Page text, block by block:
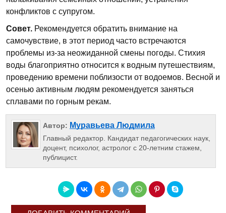
конфликтов с супругом.
Совет. Рекомендуется обратить внимание на
самочувствие, в этот период часто встречаются
проблемы из-за неожиданной смены погоды. Стихия
воды благоприятно относится к водным путешествиям,
проведению времени поблизости от водоемов. Весной и
осенью активным людям рекомендуется заняться
сплавами по горным рекам.
Автор: Муравьева Людмила
Главный редактор. Кандидат педагогических наук,
доцент, психолог, астролог с 20-летним стажем,
публицист.